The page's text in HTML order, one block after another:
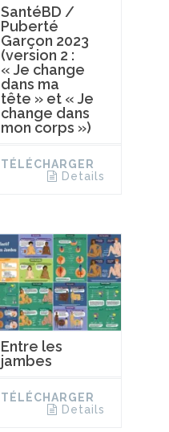
SantéBD /
Puberté
Garçon 2023
(version 2 :
« Je change
dans ma
tête » et « Je
change dans
mon corps »)
TÉLÉCHARGER
Details
Entre les
jambes
TÉLÉCHARGER
Details